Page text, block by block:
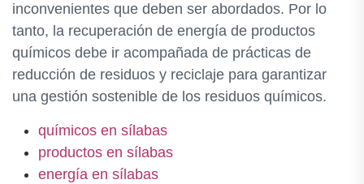
inconvenientes que deben ser abordados. Por lo
tanto, la recuperación de energía de productos
químicos debe ir acompañada de prácticas de
reducción de residuos y reciclaje para garantizar
una gestión sostenible de los residuos químicos.
químicos en sílabas
productos en sílabas
energía en sílabas